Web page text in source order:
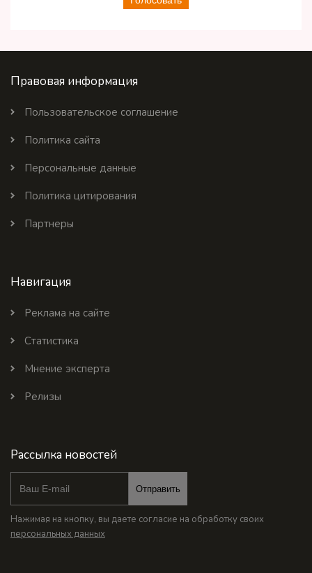
Правовая информация
Пользовательское соглашение
Политика сайта
Персональные данные
Политика цитирования
Партнеры
Навигация
Реклама на сайте
Статистика
Мнение эксперта
Релизы
Рассылка новостей
Отправить
Нажимая на кнопку, вы даете согласие на обработку своих
персональных данных